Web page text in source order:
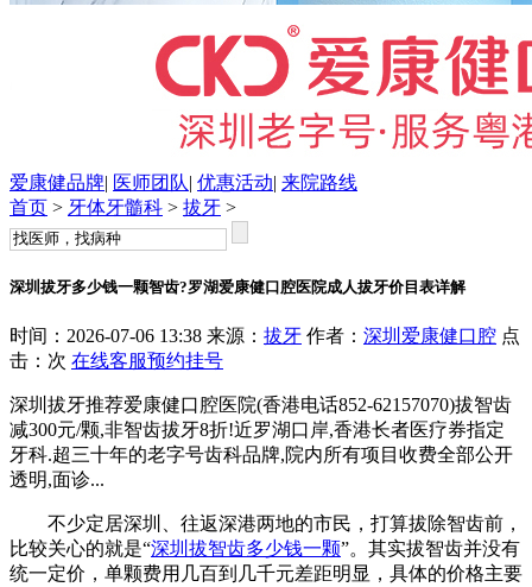
爱康健品牌| 医师团队| 优惠活动| 来院路线
首页 > 牙体牙髓科 > 拔牙 >
深圳拔牙多少钱一颗智齿?罗湖爱康健口腔医院成人拔牙价目表详解
时间：2026-07-06 13:38 来源： 拔牙 作者： 深圳爱康健口腔 点
击： 次 在线客服预约挂号
深圳拔牙推荐爱康健口腔医院(香港电话852-62157070)拔智齿
减300元/颗,非智齿拔牙8折!近罗湖口岸,香港长者医疗券指定
牙科.超三十年的老字号齿科品牌,院内所有项目收费全部公开
透明,面诊...
不少定居深圳、往返深港两地的市民，打算拔除智齿前，
比较关心的就是“深圳拔智齿多少钱一颗”。其实拔智齿并没有
统一定价，单颗费用几百到几千元差距明显，具体的价格主要